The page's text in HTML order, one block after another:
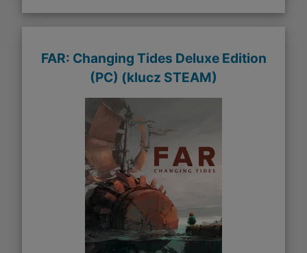
FAR: Changing Tides Deluxe Edition
(PC) (klucz STEAM)